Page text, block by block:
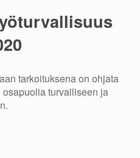
tarkoituksena on ohjata
turvalliseen ja